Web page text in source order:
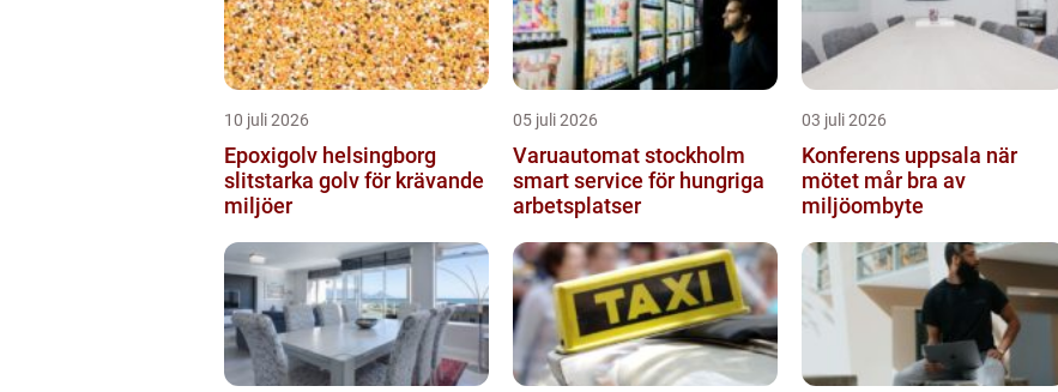
10 juli 2026
Epoxigolv helsingborg
slitstarka golv för krävande
miljöer
05 juli 2026
Varuautomat stockholm
smart service för hungriga
arbetsplatser
03 juli 2026
Konferens uppsala när
mötet mår bra av
miljöombyte